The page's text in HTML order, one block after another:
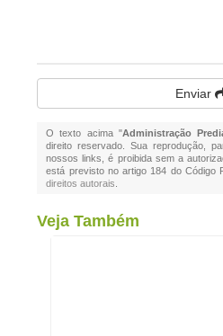
Enviar
O texto acima "Administração
direito reservado. Sua reprodução,
nossos links, é proibida sem a
está previsto no artigo 184 do Código
direitos autorais
Veja Também